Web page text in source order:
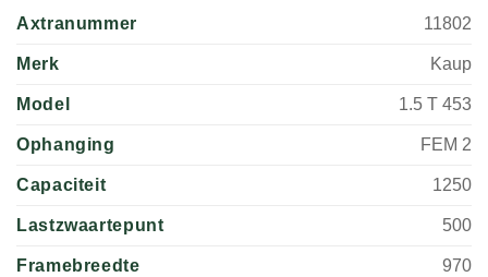
Axtranummer 11802
Merk Kaup
Model 1.5 T 453
Ophanging FEM 2
Capaciteit 1250
Lastzwaartepunt 500
Framebreedte 970